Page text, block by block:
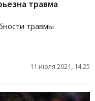
травма
травмы
11 июля 2021, 14:25